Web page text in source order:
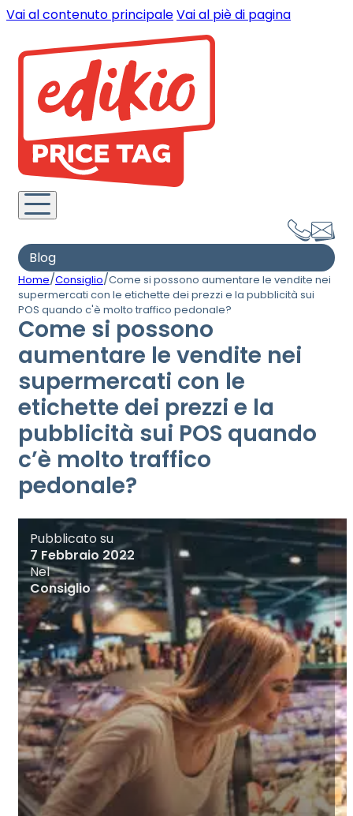
Vai al contenuto principaleVai al piè di pagina
Blog
Home/Consiglio/Come si possono aumentare le vendite nei
supermercati con le etichette dei prezzi e la pubblicità sui
POS quando c'è molto traffico pedonale?
Come si possono
aumentare le vendite nei
supermercati con le
etichette dei prezzi e la
pubblicità sui POS quando
c’è molto traffico
pedonale?
Pubblicato su
7 Febbraio 2022
Nel
Consiglio